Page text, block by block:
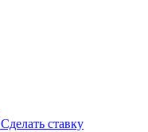
Сделать ставку